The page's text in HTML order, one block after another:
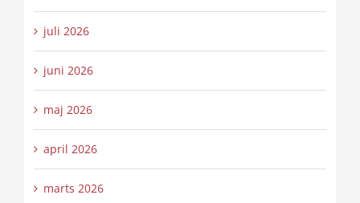
juli 2026
juni 2026
maj 2026
april 2026
marts 2026